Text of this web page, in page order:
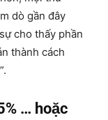
dò gần đây
cho thấy phần
thành cách
… hoặc